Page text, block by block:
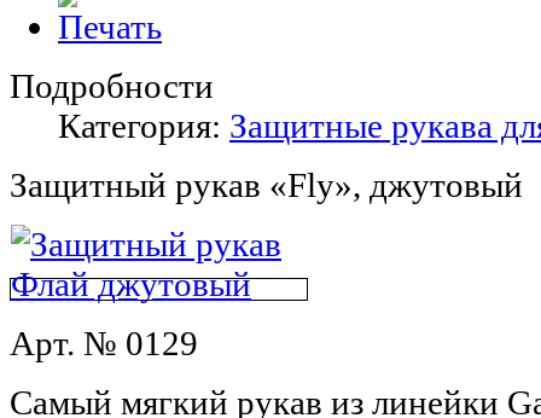
Подробности
Категория: Защитные рукава
Защитный рукав «Fly», джутовый
Арт. № 0129
Самый мягкий рукав из линейки